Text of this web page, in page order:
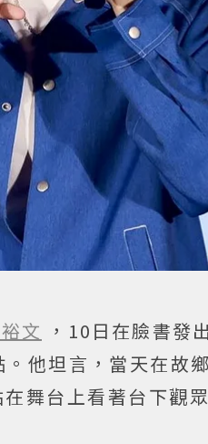
文 ，10日在臉書發
他坦言，當天在故
舞台上看著台下觀